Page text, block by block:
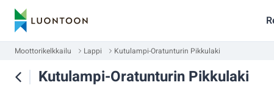
Moottorikelkkailu Lappi Kutulampi-Oratunturin Pikkulaki
Kutulampi-Oratunturin Pikkulaki